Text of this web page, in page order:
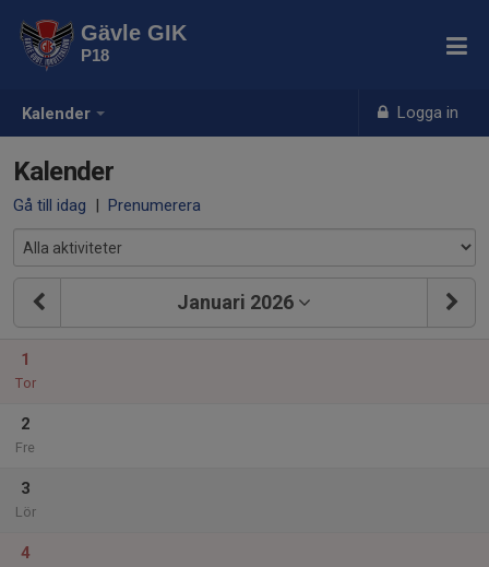
Kalender Logga in
Gävle GIK
P18
Kalender
Gå till idag | Prenumerera
Januari 2026
1
Tor
2
Fre
3
Lör
4